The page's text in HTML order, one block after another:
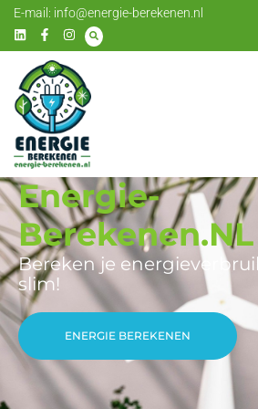
E-mail: info@energie-berekenen.nl
Energie-
Berekenen.NL
Bereken je
slim!
ENERGIE BEREKENEN